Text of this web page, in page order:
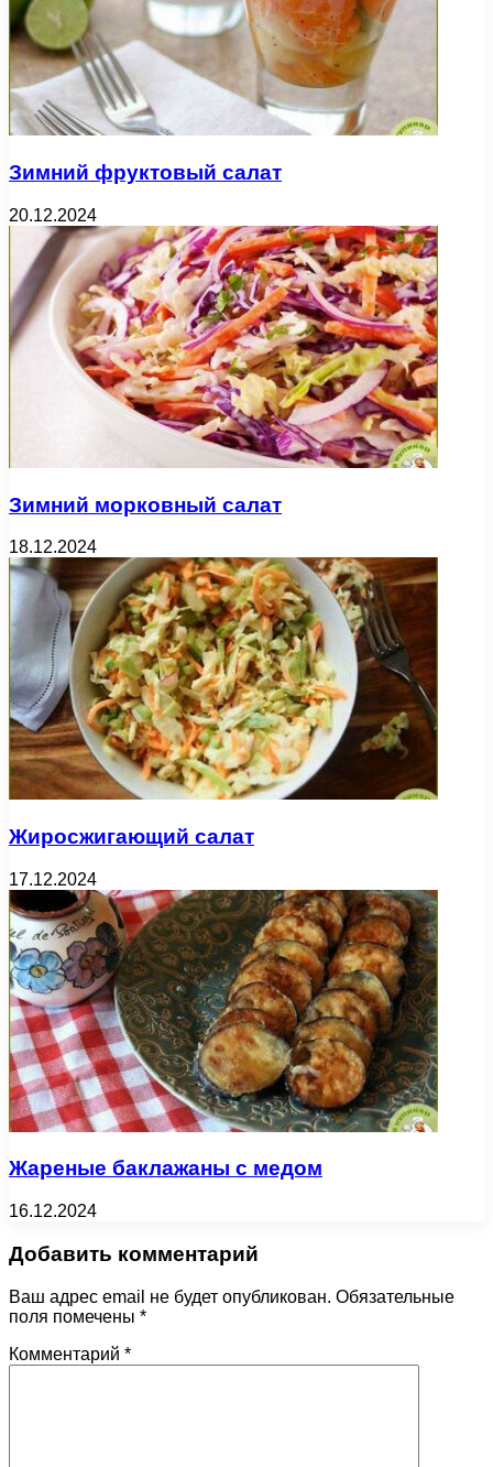
Зимний фруктовый салат
20.12.2024
Зимний морковный салат
18.12.2024
Жиросжигающий салат
17.12.2024
Жареные баклажаны с медом
16.12.2024
Добавить комментарий
Ваш адрес email не будет опубликован. Обязательные
поля помечены *
Комментарий *